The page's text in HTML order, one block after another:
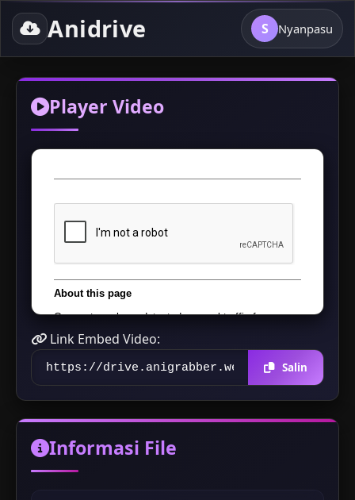
Anidrive S Nyanpasu
Player Video
Link Embed Video:
Salin
Informasi File